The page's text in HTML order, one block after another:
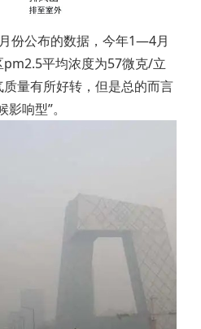
份公布的数据，今年1—4月
平均浓度为57微克/立
量有所好转，但是总的而言
响型”。